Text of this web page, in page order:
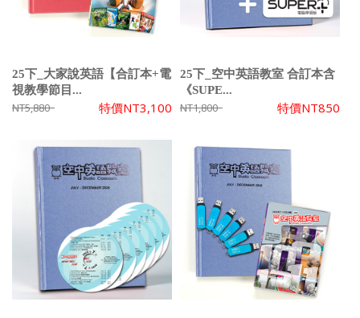
25下_大家說英語【合訂本+電
視教學節目...
NT5,880 特價NT3,100
25下_空中英語教室 合訂本含
《SUPE...
NT1,800 特價NT850